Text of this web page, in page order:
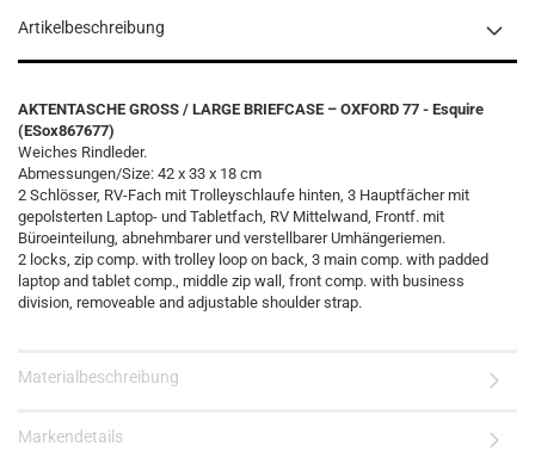
Artikelbeschreibung
AKTENTASCHE GROSS / LARGE BRIEFCASE – OXFORD 77 - Esquire
(ESox867677)
Weiches Rindleder.
Abmessungen/Size: 42 x 33 x 18 cm
2 Schlösser, RV-Fach mit Trolleyschlaufe hinten, 3 Hauptfächer mit
gepolsterten Laptop- und Tabletfach, RV Mittelwand, Frontf. mit
Büroeinteilung, abnehmbarer und verstellbarer Umhängeriemen.
2 locks, zip comp. with trolley loop on back, 3 main comp. with padded
laptop and tablet comp., middle zip wall, front comp. with business
division, removeable and adjustable shoulder strap.
Materialbeschreibung
Markendetails